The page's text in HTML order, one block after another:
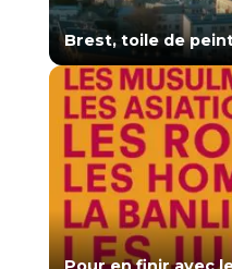
Brest, toile de
Contact
Mentions légales
À propos des cookies
Conditions générales
Citazine © 2010 -